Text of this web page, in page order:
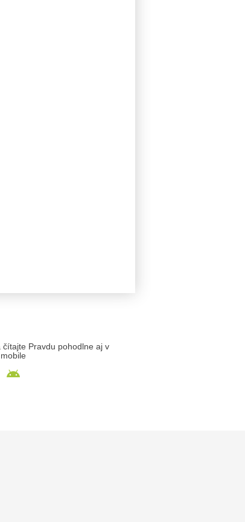
čítajte Pravdu pohodlne aj v
mobile